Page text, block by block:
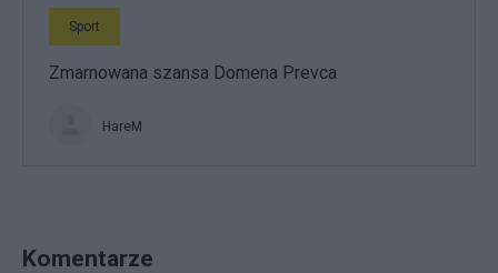
Sport
Zmarnowana szansa Domena Prevca
HareM
Komentarze